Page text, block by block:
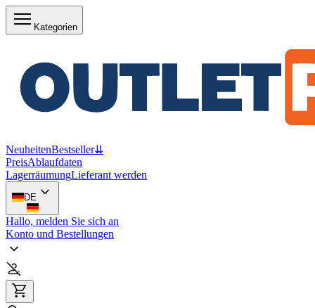
Kategorien
NeuheitenBestseller⇊
PreisAblaufdaten
LagerräumungLieferant werden
DE
Hallo, melden Sie sich an
Konto und Bestellungen